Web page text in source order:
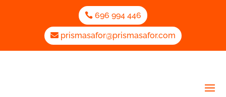
696 994 446
prismasafor@prismasafor.com